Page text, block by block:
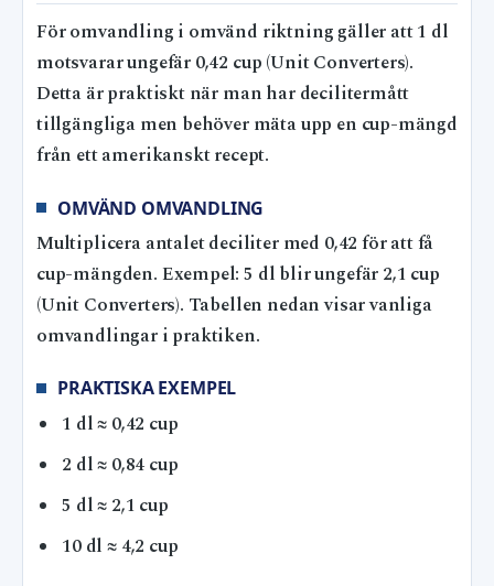
För omvandling i omvänd riktning gäller att 1 dl
motsvarar ungefär 0,42 cup (Unit Converters).
Detta är praktiskt när man har decilitermått
tillgängliga men behöver mäta upp en cup-mängd
från ett amerikanskt recept.
OMVÄND OMVANDLING
Multiplicera antalet deciliter med 0,42 för att få
cup-mängden. Exempel: 5 dl blir ungefär 2,1 cup
(Unit Converters). Tabellen nedan visar vanliga
omvandlingar i praktiken.
PRAKTISKA EXEMPEL
1 dl ≈ 0,42 cup
2 dl ≈ 0,84 cup
5 dl ≈ 2,1 cup
10 dl ≈ 4,2 cup